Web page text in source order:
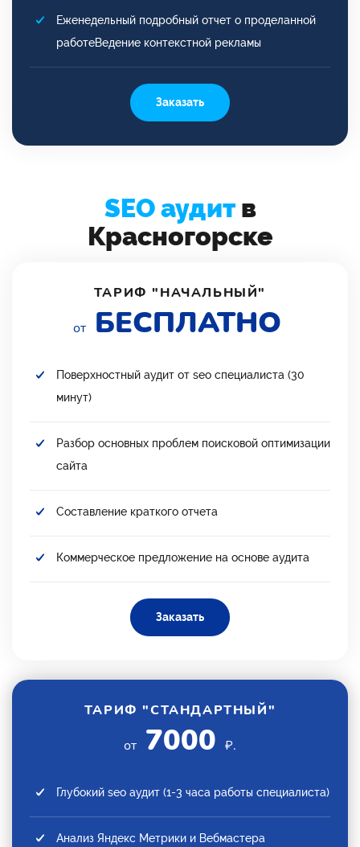
Еженедельный подробный отчет о проделанной
работеВедение контекстной рекламы
Заказать
SEO аудитв
Красногорске
ТАРИФ "НАЧАЛЬНЫЙ"
от БЕСПЛАТНО
Поверхностный аудит от seo специалиста (30
минут)
Разбор основных проблем поисковой оптимизации
сайта
Составление краткого отчета
Коммерческое предложение на основе аудита
Заказать
ТАРИФ "СТАНДАРТНЫЙ"
от 7000 ₽.
Глубокий seo аудит (1-3 часа работы специалиста)
Анализ Яндекс Метрики и Вебмастера